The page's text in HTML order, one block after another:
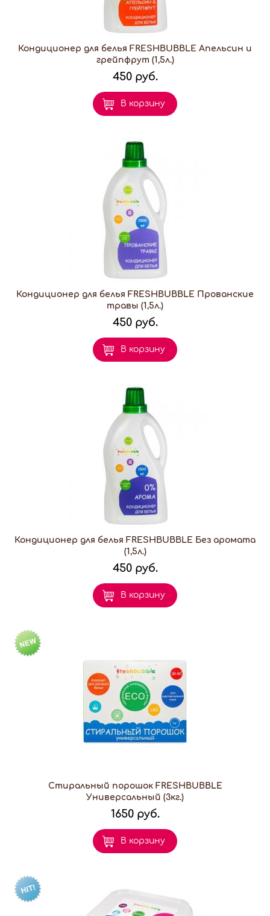
Кондиционер для белья FRESHBUBBLE Апельсин и
грейпфрут (1,5л.)
450 руб.
В корзину
Кондиционер для белья FRESHBUBBLE Прованские
травы (1,5л.)
450 руб.
В корзину
Кондиционер для белья FRESHBUBBLE Без аромата
(1,5л.)
450 руб.
В корзину
Стиральный порошок FRESHBUBBLE
Универсальный (3кг.)
1650 руб.
В корзину